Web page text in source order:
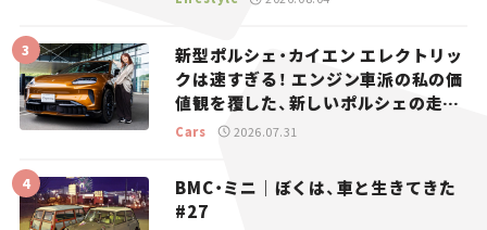
新型ポルシェ・カイエン エレクトリッ
クは速すぎる！ エンジン車派の私の価
値観を覆した、新しいポルシェの走
り。
Cars 2026.07.31
BMC・ミニ｜ぼくは、車と生きてきた
#27